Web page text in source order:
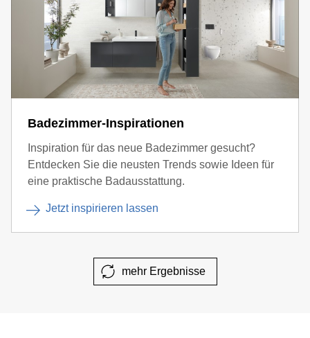
Badezimmer-Inspirationen
Inspiration für das neue Badezimmer gesucht?
Entdecken Sie die neusten Trends sowie Ideen für
eine praktische Badausstattung.
Jetzt inspirieren lassen
mehr Ergebnisse